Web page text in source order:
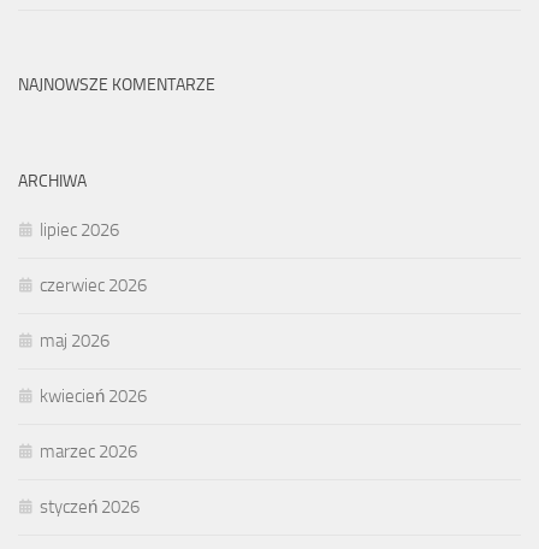
NAJNOWSZE KOMENTARZE
ARCHIWA
lipiec 2026
czerwiec 2026
maj 2026
kwiecień 2026
marzec 2026
styczeń 2026